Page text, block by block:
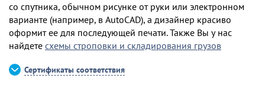
со спутника, обычном рисунке от руки или электронном
варианте (например, в AutoCAD), а дизайнер красиво
оформит ее для последующей печати. Также Вы у нас
найдете схемы строповки и складирования грузов
Сертификаты соответствия